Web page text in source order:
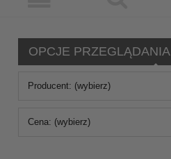
OPCJE PRZEGLĄDANIA
Producent: (wybierz)
Cena: (wybierz)